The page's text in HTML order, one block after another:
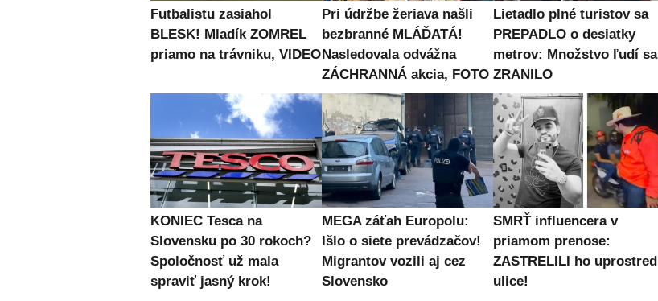
Futbalistu zasiahol
BLESK! Mladík ZOMREL
priamo na trávniku, VIDEO
Pri údržbe žeriava našli
bezbranné MLÁĎATÁ!
Nasledovala odvážna
ZÁCHRANNÁ akcia, FOTO
Lietadlo plné turistov sa
PREPADLO o desiatky
metrov: Množstvo ľudí sa
ZRANILO
KONIEC Tesca na
Slovensku po 30 rokoch?
Spoločnosť už mala
spraviť jasný krok!
MEGA záťah Europolu:
Išlo o siete prevádzačov!
Migrantov vozili aj cez
Slovensko
SMRŤ influencera v
priamom prenose:
ZASTRELILI ho uprostred
ulice!